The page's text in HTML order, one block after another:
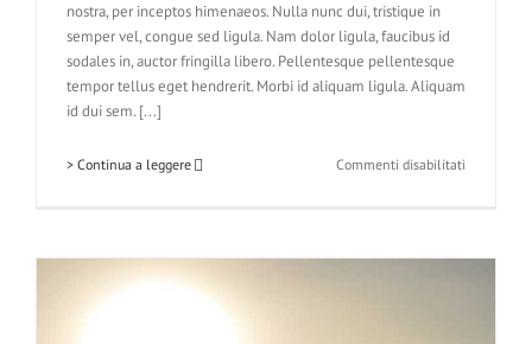
nostra, per inceptos himenaeos. Nulla nunc dui, tristique in
semper vel, congue sed ligula. Nam dolor ligula, faucibus id
sodales in, auctor fringilla libero. Pellentesque pellentesque
tempor tellus eget hendrerit. Morbi id aliquam ligula. Aliquam
id dui sem. [...]
> Continua a leggere Commenti disabilitati
Soci